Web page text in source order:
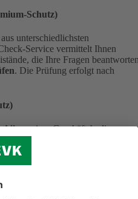
Schutz)
unterschiedlichsten
Service vermittelt Ihnen
die Ihre Fragen
. Die Prüfung erfolgt nach
Vorschriften zu beachten. Wir
versierte selbstständige
AG angeboten.